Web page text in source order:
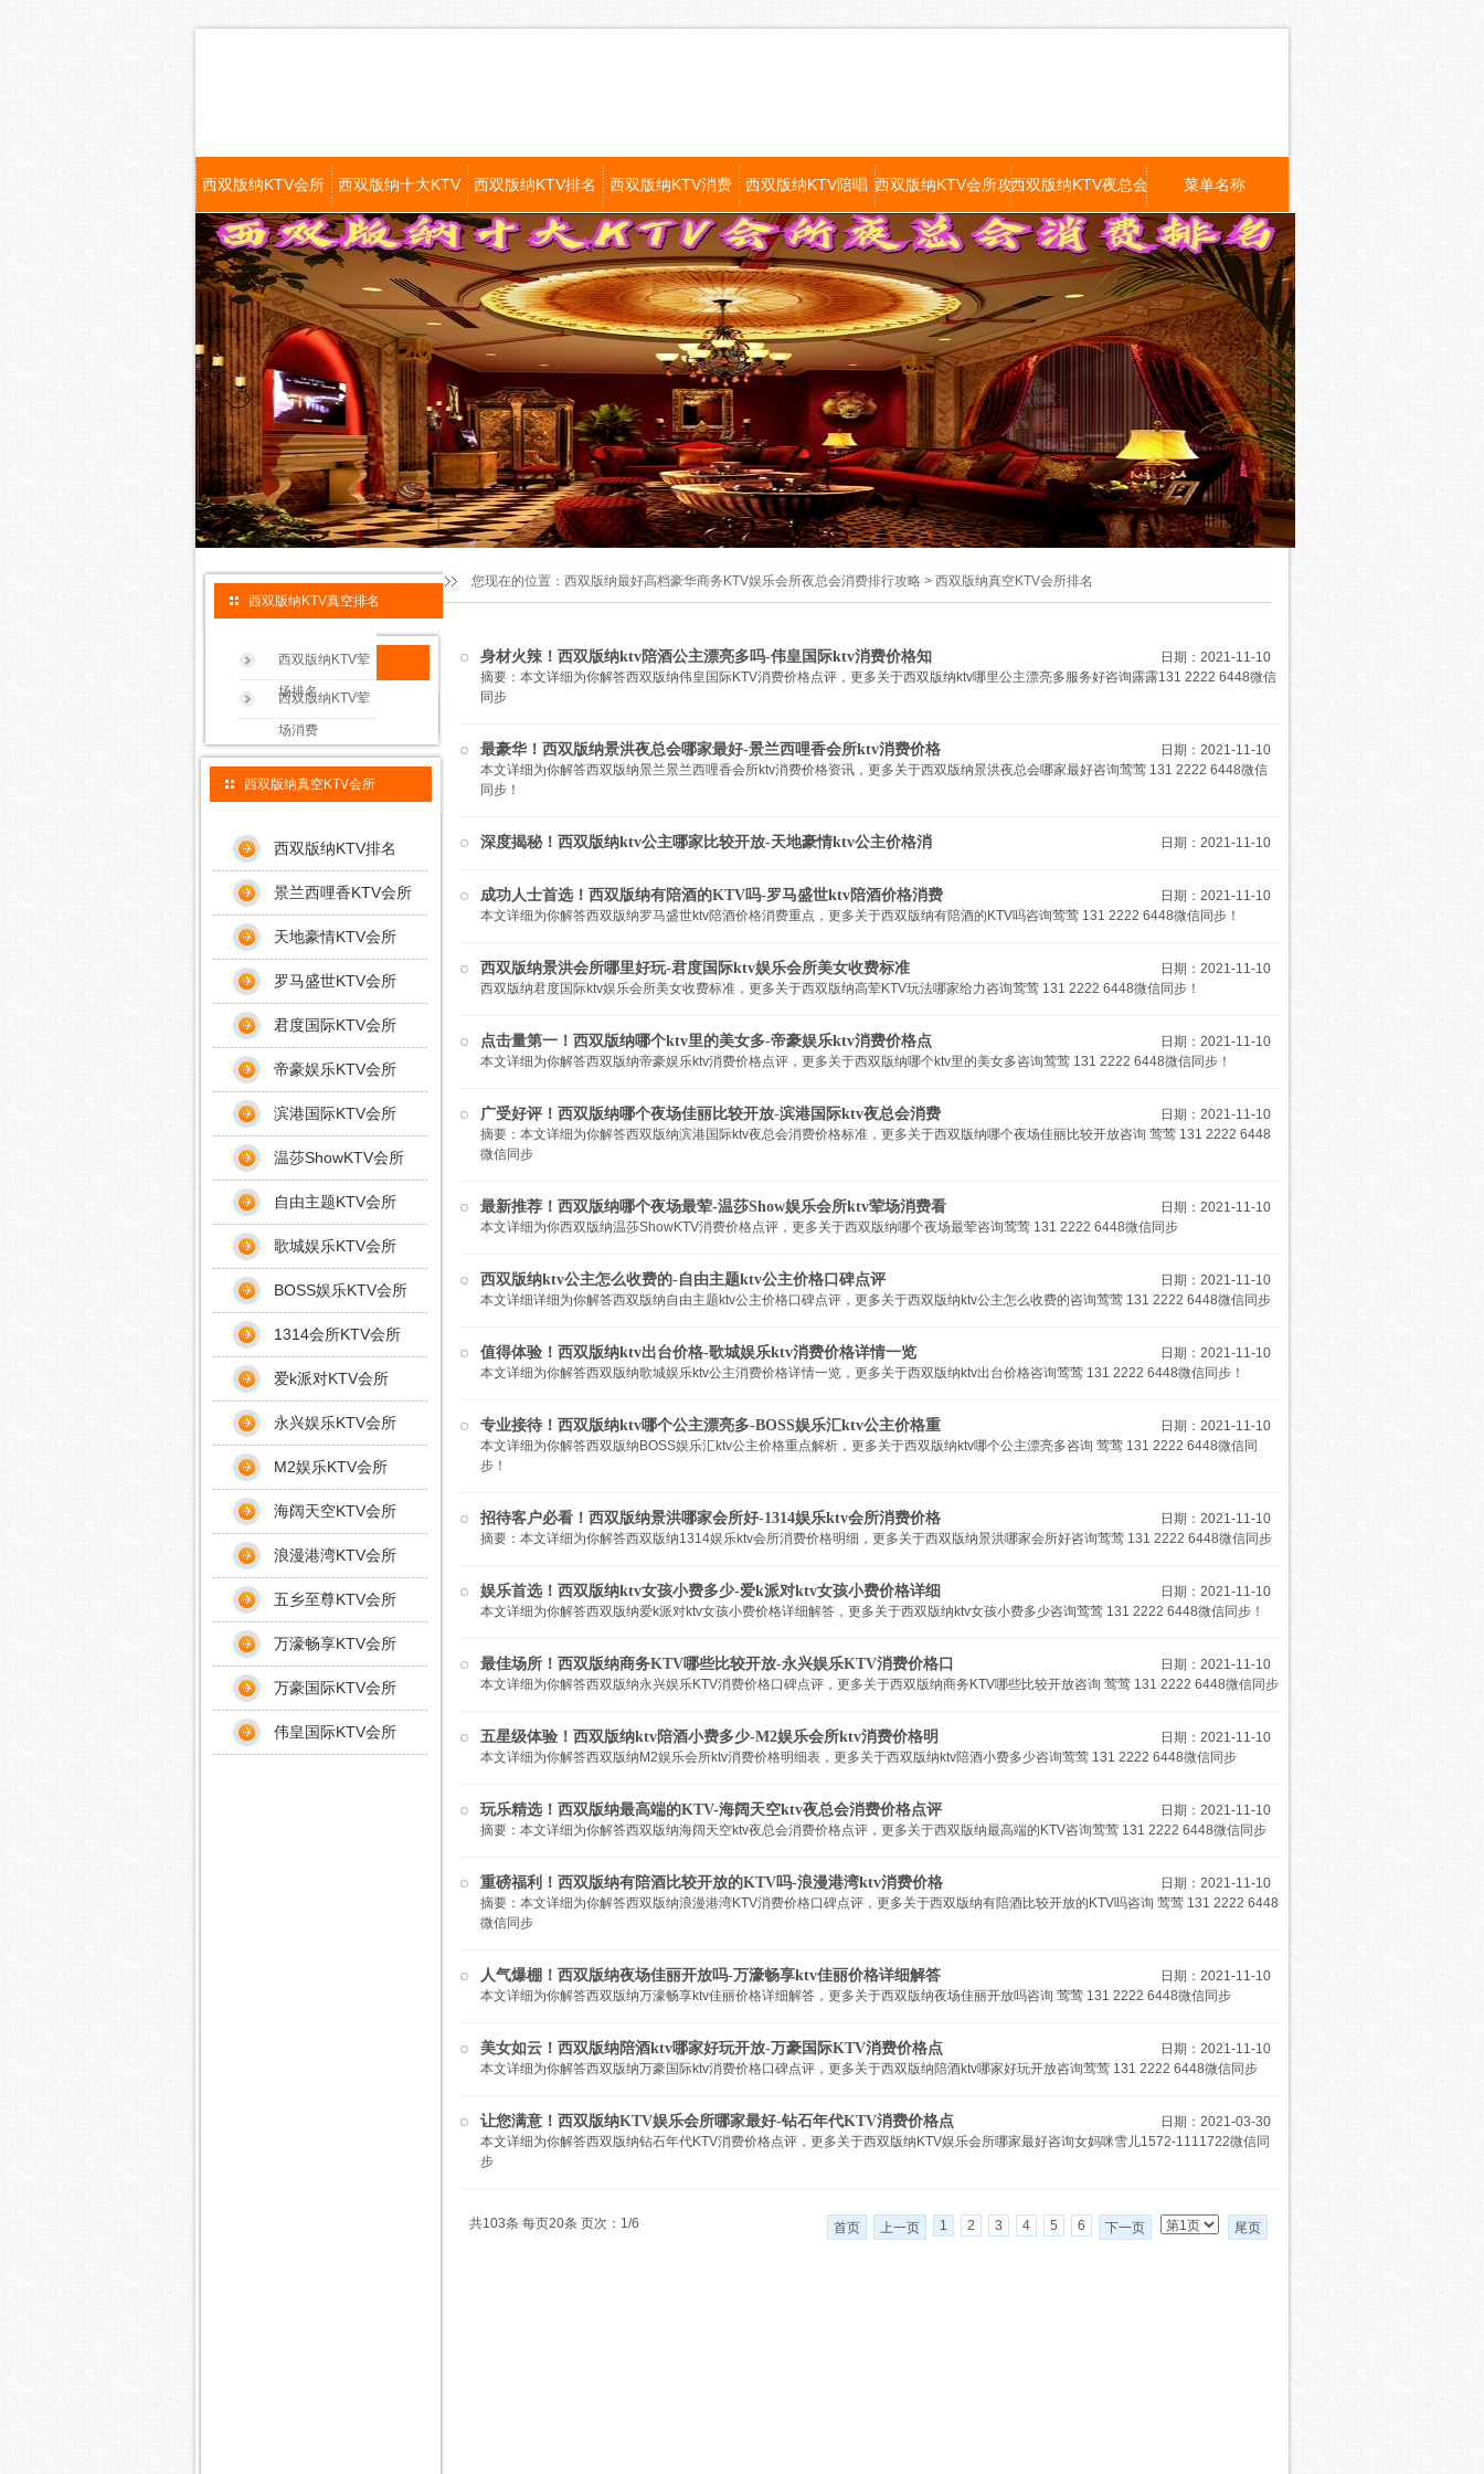
西双版纳KTV会所 西双版纳十大KTV 西双版纳KTV排名 西双版纳KTV消费 西双版纳KTV陪唱 西双版纳KTV会所攻略西双版纳KTV夜总会招聘 菜单名称
身材火辣！西双版纳ktv陪酒公主漂亮多吗-伟皇国际ktv消费价格知
日期：2021-11-10
摘要：本文详细为你解答西双版纳伟皇国际KTV消费价格点评，更多关于西双版纳ktv哪里公主漂亮多服务好咨询露露131 2222 6448微信
同步
最豪华！西双版纳景洪夜总会哪家最好-景兰西哩香会所ktv消费价格
日期：2021-11-10
本文详细为你解答西双版纳景兰景兰西哩香会所ktv消费价格资讯，更多关于西双版纳景洪夜总会哪家最好咨询莺莺 131 2222 6448微信
同步！
深度揭秘！西双版纳ktv公主哪家比较开放-天地豪情ktv公主价格消 日期：2021-11-10
成功人士首选！西双版纳有陪酒的KTV吗-罗马盛世ktv陪酒价格消费
日期：2021-11-10
本文详细为你解答西双版纳罗马盛世ktv陪酒价格消费重点，更多关于西双版纳有陪酒的KTV吗咨询莺莺 131 2222 6448微信同步！
西双版纳景洪会所哪里好玩-君度国际ktv娱乐会所美女收费标准
日期：2021-11-10
西双版纳君度国际ktv娱乐会所美女收费标准，更多关于西双版纳高荤KTV玩法哪家给力咨询莺莺 131 2222 6448微信同步！
点击量第一！西双版纳哪个ktv里的美女多-帝豪娱乐ktv消费价格点
日期：2021-11-10
本文详细为你解答西双版纳帝豪娱乐ktv消费价格点评，更多关于西双版纳哪个ktv里的美女多咨询莺莺 131 2222 6448微信同步！
广受好评！西双版纳哪个夜场佳丽比较开放-滨港国际ktv夜总会消费
日期：2021-11-10
摘要：本文详细为你解答西双版纳滨港国际ktv夜总会消费价格标准，更多关于西双版纳哪个夜场佳丽比较开放咨询 莺莺 131 2222 6448
微信同步
最新推荐！西双版纳哪个夜场最荤-温莎Show娱乐会所ktv荤场消费看
日期：2021-11-10
本文详细为你西双版纳温莎ShowKTV消费价格点评，更多关于西双版纳哪个夜场最荤咨询莺莺 131 2222 6448微信同步
西双版纳ktv公主怎么收费的-自由主题ktv公主价格口碑点评
日期：2021-11-10
本文详细详细为你解答西双版纳自由主题ktv公主价格口碑点评，更多关于西双版纳ktv公主怎么收费的咨询莺莺 131 2222 6448微信同步
值得体验！西双版纳ktv出台价格-歌城娱乐ktv消费价格详情一览
日期：2021-11-10
本文详细为你解答西双版纳歌城娱乐ktv公主消费价格详情一览，更多关于西双版纳ktv出台价格咨询莺莺 131 2222 6448微信同步！
专业接待！西双版纳ktv哪个公主漂亮多-BOSS娱乐汇ktv公主价格重
日期：2021-11-10
本文详细为你解答西双版纳BOSS娱乐汇ktv公主价格重点解析，更多关于西双版纳ktv哪个公主漂亮多咨询 莺莺 131 2222 6448微信同
步！
招待客户必看！西双版纳景洪哪家会所好-1314娱乐ktv会所消费价格
日期：2021-11-10
摘要：本文详细为你解答西双版纳1314娱乐ktv会所消费价格明细，更多关于西双版纳景洪哪家会所好咨询莺莺 131 2222 6448微信同步
娱乐首选！西双版纳ktv女孩小费多少-爱k派对ktv女孩小费价格详细
日期：2021-11-10
本文详细为你解答西双版纳爱k派对ktv女孩小费价格详细解答，更多关于西双版纳ktv女孩小费多少咨询莺莺 131 2222 6448微信同步！
最佳场所！西双版纳商务KTV哪些比较开放-永兴娱乐KTV消费价格口
日期：2021-11-10
本文详细为你解答西双版纳永兴娱乐KTV消费价格口碑点评，更多关于西双版纳商务KTV哪些比较开放咨询 莺莺 131 2222 6448微信同步
五星级体验！西双版纳ktv陪酒小费多少-M2娱乐会所ktv消费价格明
日期：2021-11-10
本文详细为你解答西双版纳M2娱乐会所ktv消费价格明细表，更多关于西双版纳ktv陪酒小费多少咨询莺莺 131 2222 6448微信同步
玩乐精选！西双版纳最高端的KTV-海阔天空ktv夜总会消费价格点评
日期：2021-11-10
摘要：本文详细为你解答西双版纳海阔天空ktv夜总会消费价格点评，更多关于西双版纳最高端的KTV咨询莺莺 131 2222 6448微信同步
重磅福利！西双版纳有陪酒比较开放的KTV吗-浪漫港湾ktv消费价格
日期：2021-11-10
摘要：本文详细为你解答西双版纳浪漫港湾KTV消费价格口碑点评，更多关于西双版纳有陪酒比较开放的KTV吗咨询 莺莺 131 2222 6448
微信同步
人气爆棚！西双版纳夜场佳丽开放吗-万濠畅享ktv佳丽价格详细解答
日期：2021-11-10
本文详细为你解答西双版纳万濠畅享ktv佳丽价格详细解答，更多关于西双版纳夜场佳丽开放吗咨询 莺莺 131 2222 6448微信同步
美女如云！西双版纳陪酒ktv哪家好玩开放-万豪国际KTV消费价格点
日期：2021-11-10
本文详细为你解答西双版纳万豪国际ktv消费价格口碑点评，更多关于西双版纳陪酒ktv哪家好玩开放咨询莺莺 131 2222 6448微信同步
让您满意！西双版纳KTV娱乐会所哪家最好-钻石年代KTV消费价格点
日期：2021-03-30
本文详细为你解答西双版纳钻石年代KTV消费价格点评，更多关于西双版纳KTV娱乐会所哪家最好咨询女妈咪雪儿1572-1111722微信同
步
共103条 每页20条 页次：1/6 首页 上一页 1 2 3 4 5 6 下一页 尾页
您现在的位置： 西双版纳最好高档豪华商务KTV娱乐会所夜总会消费排行攻略 > 西双版纳真空KTV会所排名
西双版纳KTV真空排名
西双版纳KTV荤
场排名
西双版纳KTV荤
场消费
西双版纳真空KTV会所
西双版纳KTV排名
景兰西哩香KTV会所
天地豪情KTV会所
罗马盛世KTV会所
君度国际KTV会所
帝豪娱乐KTV会所
滨港国际KTV会所
温莎ShowKTV会所
自由主题KTV会所
歌城娱乐KTV会所
BOSS娱乐KTV会所
1314会所KTV会所
爱k派对KTV会所
永兴娱乐KTV会所
M2娱乐KTV会所
海阔天空KTV会所
浪漫港湾KTV会所
五乡至尊KTV会所
万濠畅享KTV会所
万豪国际KTV会所
伟皇国际KTV会所